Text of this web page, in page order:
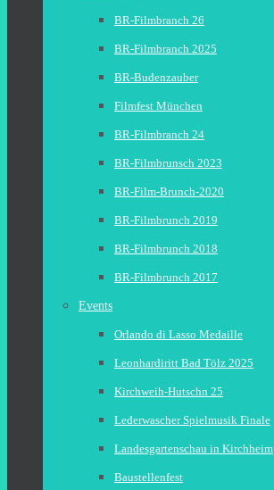
BR-Filmbranch 26
BR-Filmbranch 2025
BR-Budenzauber
Filmfest München
BR-Filmbranch 24
BR-Filmbrunsch 2023
BR-Film-Brunch-2020
BR-Filmbrunch 2019
BR-Filmbrunch 2018
BR-Filmbrunch 2017
Events
Orlando di Lasso Medaille
Leonhardiritt Bad Tölz 2025
Kirchweih-Hutschn 25
Lederwascher Spielmusik Finale
Landesgartenschau in Kirchheim
Baustellenfest